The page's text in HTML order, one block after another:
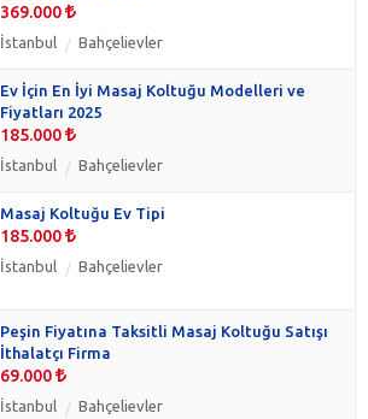
369.000
İstanbul Bahçelievler
Ev İçin En İyi Masaj Koltuğu Modelleri ve
Fiyatları 2025
185.000
İstanbul Bahçelievler
Masaj Koltuğu Ev Tipi
185.000
İstanbul Bahçelievler
Peşin Fiyatına Taksitli Masaj Koltuğu Satışı
İthalatçı Firma
69.000
İstanbul Bahçelievler